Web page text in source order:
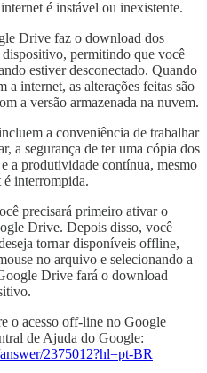
é instável ou inexistente.
Drive faz o download dos
permitindo que você
estiver desconectado. Quando
a internet, as alterações feitas são
a versão armazenada na nuvem.
a conveniência de trabalhar
a segurança de ter uma cópia dos
a produtividade contínua, mesmo
é interrompida.
precisará primeiro ativar o
Drive. Depois disso, você
tornar disponíveis offline,
no arquivo e selecionando a
Drive fará o download
o acesso off-line no Google
de Ajuda do Google:
2375012?hl=pt-BR